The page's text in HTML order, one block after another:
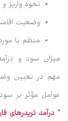
نحوه واریز و
وضعیت اقامت
منظم یا موردی
سود و درآمد
در تعیین وضعیت
مؤثر بر سودآوری
تریدرهای فارکس